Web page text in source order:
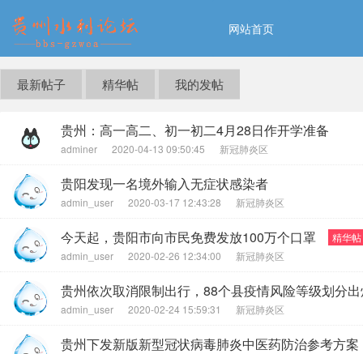
网站首页
最新帖子 精华帖 我的发帖
贵州：高一高二、初一初二4月28日作开学准备
adminer 2020-04-13 09:50:45 新冠肺炎区
贵阳发现一名境外输入无症状感染者
admin_user 2020-03-17 12:43:28 新冠肺炎区
今天起，贵阳市向市民免费发放100万个口罩
精华帖
admin_user
2020-02-26 12:34:00 新冠肺炎区
贵州依次取消限制出行，88个县疫情风险等级划分
admin_user 2020-02-24 15:59:31 新冠肺炎区
贵州下发新版新型冠状病毒肺炎中医药防治参考方案